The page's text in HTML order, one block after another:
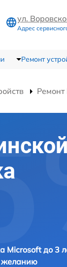
ул.
Адрес
Ремонт
Ремонт
Microsoft до 3
желанию